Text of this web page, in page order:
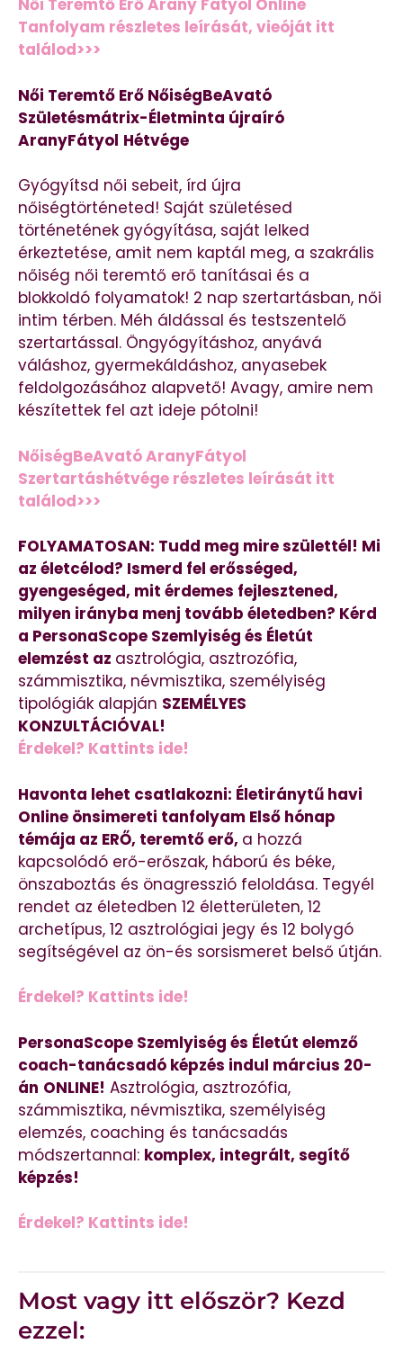
Női Teremtő Erő Arany Fátyol Online
Tanfolyam részletes leírását, vieóját itt
találod>>>
Női Teremtő Erő NőiségBeAvató
Születésmátrix-Életminta újraíró
AranyFátyol Hétvége
Gyógyítsd női sebeit, írd újra
nőiségtörténeted! Saját születésed
történetének gyógyítása, saját lelked
érkeztetése, amit nem kaptál meg, a szakrális
nőiség női teremtő erő tanításai és a
blokkoldó folyamatok! 2 nap szertartásban, női
intim térben. Méh áldással és testszentelő
szertartással. Öngyógyításhoz, anyává
váláshoz, gyermekáldáshoz, anyasebek
feldolgozásához alapvető! Avagy, amire nem
készítettek fel azt ideje pótolni!
NőiségBeAvató AranyFátyol
Szertartáshétvége részletes leírását itt
találod>>>
FOLYAMATOSAN: Tudd meg mire születtél! Mi
az életcélod? Ismerd fel erősséged,
gyengeséged, mit érdemes fejlesztened,
milyen irányba menj tovább életedben? Kérd
a PersonaScope Szemlyiség és Életút
elemzést az asztrológia, asztrozófia,
számmisztika, névmisztika, személyiség
tipológiák alapján SZEMÉLYES
KONZULTÁCIÓVAL!
Érdekel? Kattints ide!
Havonta lehet csatlakozni: Életiránytű havi
Online önsimereti tanfolyam Első hónap
témája az ERŐ, teremtő erő, a hozzá
kapcsolódó erő-erőszak, háború és béke,
önszaboztás és önagresszió feloldása. Tegyél
rendet az életedben 12 életterületen, 12
archetípus, 12 asztrológiai jegy és 12 bolygó
segítségével az ön-és sorsismeret belső útján.
Érdekel? Kattints ide!
PersonaScope Szemlyiség és Életút elemző
coach-tanácsadó képzés indul március 20-
án ONLINE! Asztrológia, asztrozófia,
számmisztika, névmisztika, személyiség
elemzés, coaching és tanácsadás
módszertannal: komplex, integrált, segítő
képzés!
Érdekel? Kattints ide!
Most vagy itt először? Kezd
ezzel: